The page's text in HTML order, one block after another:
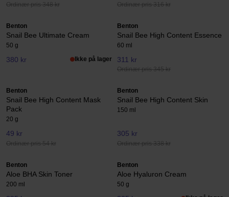
Ordinær pris 348 kr Ordinær pris 316 kr
Benton
Snail Bee Ultimate Cream
50 g
380 kr Ikke på lager
Benton
Snail Bee High Content Essence
60 ml
311 kr
Ordinær pris 345 kr
Benton
Snail Bee High Content Mask
Pack
20 g
49 kr
Ordinær pris 54 kr
Benton
Snail Bee High Content Skin
150 ml
305 kr
Ordinær pris 338 kr
Benton
Aloe BHA Skin Toner
200 ml
Benton
Aloe Hyaluron Cream
50 g